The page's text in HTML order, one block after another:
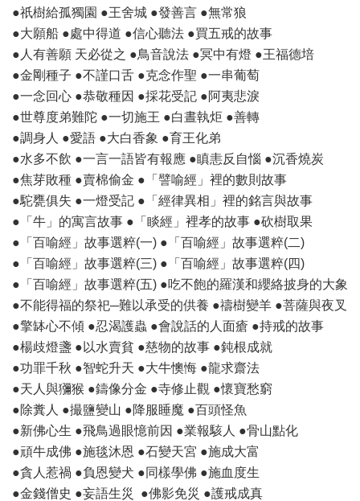
●祇樹給孤獨園 ●王舍城 ●發善言 ●無常狼
●大願船 ●處中得道 ●信心聽法 ●買五戒的故事
●人有善願 天必從之 ●鳥音說法 ●冥中有燈 ●王福德培
●金剛種子 ●不謹口舌 ●克念作聖 ●一串葡萄
●一念回心 ●恭敬種因 ●採花受記 ●阿夷悲淚
●世尊度弟難陀 ●一切施王 ●白晝執炬 ●善轉
●調身人 ●愛語 ●大白香象 ●育王化弟
●水多不飲 ●一言一語皆有報應 ●瞋恚反自惱 ●沉香燒炭
●焦芽敗種 ●賣棉偷金 ●「譬喻經」裡的數則故事
●駝甕俱失 ●一燈受記 ●「經律異相」裡的銘言與故事
●「牛」的寓言故事 ●「睒經」裡孝的故事 ●砍樹取果
●「百喻經」故事選粹(一) ●「百喻經」故事選粹(二)
●「百喻經」故事選粹(三) ●「百喻經」故事選粹(四)
●「百喻經」故事選粹(五) ●吃不飽的羅漢和纓絡披身的大象
●不能得福的祭祀─難以承受的供養 ●禱樹變羊 ●菩薩與夜叉
●擎缽心不傾 ●忍渴護蟲 ●會說話的人面瘡 ●持戒的故事
●楊歧燈盞 ●以水賣貧 ●慈物的故事 ●鈍根成就
●功罪千秋 ●智蛇升天 ●大牛懊悔 ●龍求齋法
●天人與獼猴 ●鑄像分金 ●寺修止觀 ●懷寶愁窮
●除糞人 ●撮鹽變山 ●降服睡魔 ●百頭怪魚
●新佛心生 ●飛鳥過眼憶前因 ●業報駭人 ●骨山點化
●頑牛成佛 ●施毯沐恩 ●石變天宮 ●施成大富
●貪人惹禍 ●負恩變犬 ●同樣學佛 ●施血度生
●金錢僧史 ●妄語生災 ●佛影免災 ●護戒成真